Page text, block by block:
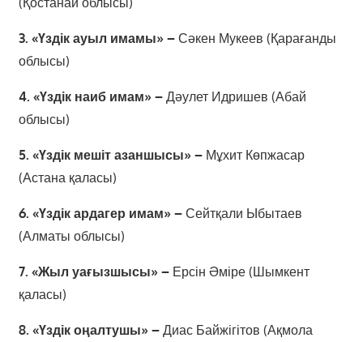
3. «Үздік ауыл имамы» – Сәкен Мукеев (Қарағанды
облысы)
4. «Үздік наиб имам» – Дәулет Идришев (Абай
облысы)
5. «Үздік мешіт азаншысы» – Мұхит Көпжасар
(Астана қаласы)
6. «Үздік ардагер имам» – Сейтқали Ыбытаев
(Алматы облысы)
7. «Жыл уағызшысы» – Ерсін Әміре (Шымкент
қаласы)
8. «Үздік оңалтушы» – Диас Байжігітов (Ақмола